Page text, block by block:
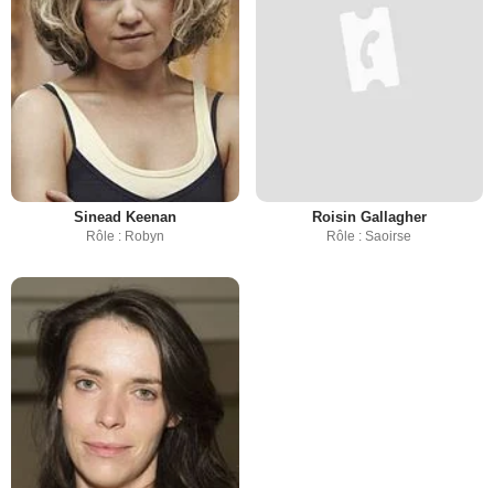
Sinead Keenan
Rôle : Robyn
Roisin Gallagher
Rôle : Saoirse